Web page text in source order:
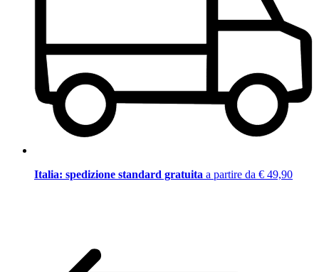
Italia: spedizione standard gratuita a partire da € 49,90